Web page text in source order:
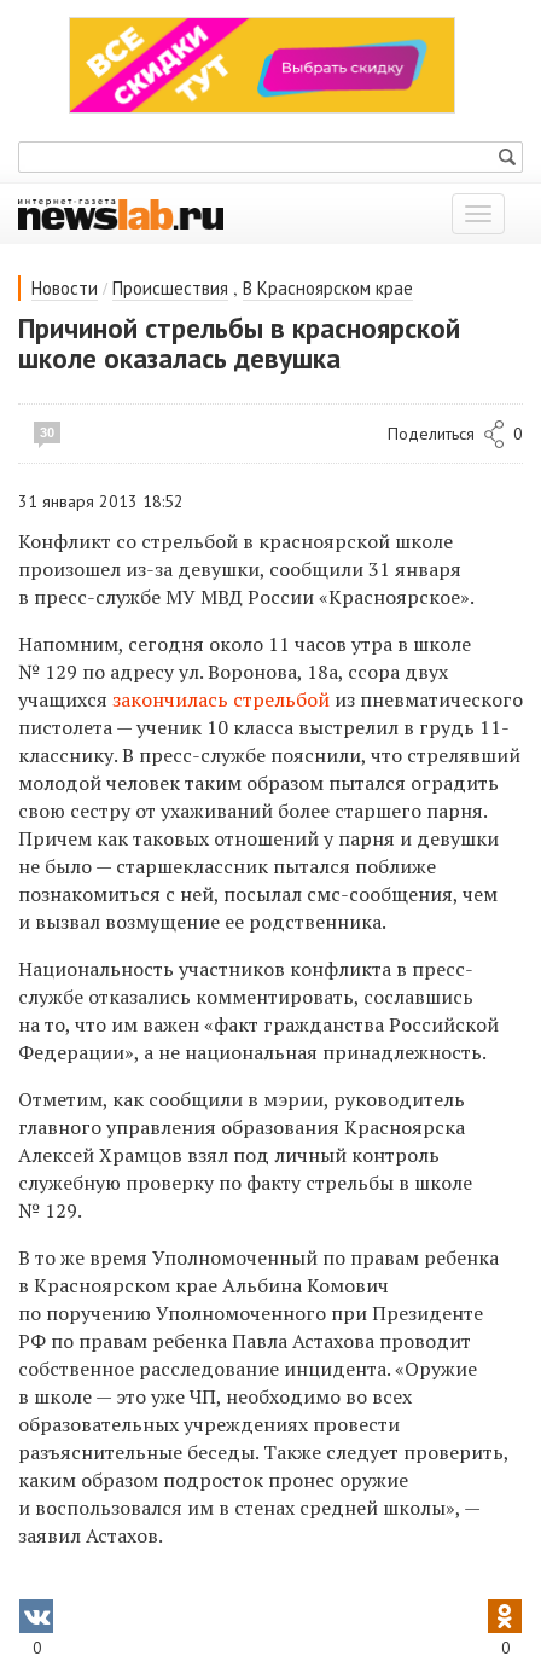
Показать
меню
Новости / Происшествия , В Красноярском крае
Причиной стрельбы в красноярской
школе оказалась девушка
30 Поделиться 0
31 января 2013 18:52
Конфликт со стрельбой в красноярской школе
произошел из-за девушки, сообщили 31 января
в пресс-службе МУ МВД России «Красноярское».
Напомним, сегодня около 11 часов утра в школе
№ 129 по адресу ул. Воронова, 18а, ссора двух
учащихся закончилась стрельбой из пневматического
пистолета — ученик 10 класса выстрелил в грудь 11-
класснику.В пресс-службе пояснили, что стрелявший
молодой человек таким образом пытался оградить
свою сестру от ухаживаний более старшего парня.
Причем как таковых отношений у парня и девушки
не было — старшеклассник пытался поближе
познакомиться с ней, посылал смс-сообщения, чем
и вызвал возмущение ее родственника.
Национальность участников конфликта в пресс-
службе отказались комментировать, сославшись
на то, что им важен «факт гражданства Российской
Федерации», а не национальная принадлежность.
Отметим, как сообщили в мэрии, руководитель
главного управления образования Красноярска
Алексей Храмцов взял под личный контроль
служебную проверку по факту стрельбы в школе
№ 129.
В то же время Уполномоченный по правам ребенка
в Красноярском крае Альбина Комович
по поручению Уполномоченного при Президенте
РФ по правам ребенка Павла Астахова проводит
собственное расследование инцидента. «Оружие
в школе — это уже ЧП, необходимо во всех
образовательных учреждениях провести
разъяснительные беседы. Также следует проверить,
каким образом подросток пронес оружие
и воспользовался им в стенах средней школы», —
заявил Астахов.
0 0